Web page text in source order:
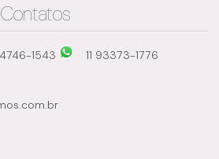
Contatos
4746-1543 11 93373-1776